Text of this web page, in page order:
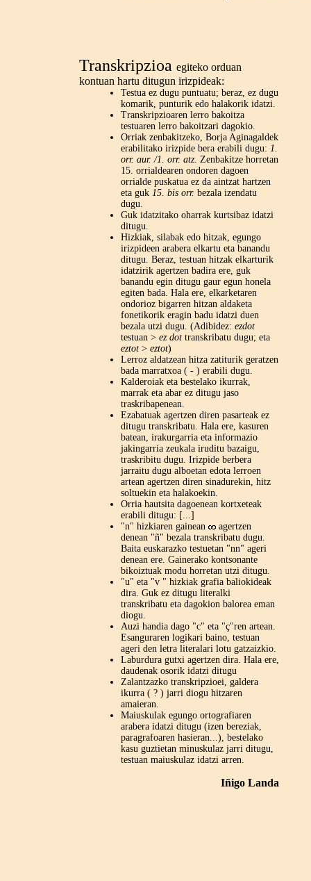
Transkripzioa egiteko orduan
kontuan hartu ditugun irizpideak:
Testua ez dugu puntuatu; beraz, ez dugu
komarik, punturik edo halakorik idatzi.
Transkripzioaren lerro bakoitza
testuaren lerro bakoitzari dagokio.
Orriak zenbakitzeko, Borja Aginagaldek
erabilitako irizpide bera erabili dugu: 1.
orr. aur. /1. orr. atz. Zenbakitze horretan
15. orrialdearen ondoren dagoen
orrialde puskatua ez da aintzat hartzen
eta guk 15. bis orr. bezala izendatu
dugu.
Guk idatzitako oharrak kurtsibaz idatzi
ditugu.
Hizkiak, silabak edo hitzak, egungo
irizpideen arabera elkartu eta banandu
ditugu. Beraz, testuan hitzak elkarturik
idatzirik agertzen badira ere, guk
banandu egin ditugu gaur egun honela
egiten bada. Hala ere, elkarketaren
ondorioz bigarren hitzan aldaketa
fonetikorik eragin badu idatzi duen
bezala utzi dugu. (Adibidez: ezdot
testuan > ez dot transkribatu dugu; eta
eztot > eztot)
Lerroz aldatzean hitza zatiturik geratzen
bada marratxoa ( - ) erabili dugu.
Kalderoiak eta bestelako ikurrak,
marrak eta abar ez ditugu jaso
traskribapenean.
Ezabatuak agertzen diren pasarteak ez
ditugu transkribatu. Hala ere, kasuren
batean, irakurgarria eta informazio
jakingarria zeukala iruditu bazaigu,
traskribitu dugu. Irizpide berbera
jarraitu dugu alboetan edota lerroen
artean agertzen diren sinadurekin, hitz
soltuekin eta halakoekin.
Orria hautsita dagoenean kortxeteak
erabili ditugu: [...]
"n" hizkiaren gainean
agertzen
denean "ñ" bezala transkribatu dugu.
Baita euskarazko testuetan "nn" ageri
denean ere. Gainerako kontsonante
bikoiztuak modu horretan utzi ditugu.
"u" eta "v " hizkiak grafia baliokideak
dira. Guk ez ditugu literalki
transkribatu eta dagokion balorea eman
diogu.
Auzi handia dago "c" eta "ç"ren artean.
Esanguraren logikari baino, testuan
ageri den letra literalari lotu gatzaizkio.
Laburdura gutxi agertzen dira. Hala ere,
daudenak osorik idatzi ditugu
Zalantzazko transkripzioei, galdera
ikurra ( ? ) jarri diogu hitzaren
amaieran.
Maiuskulak egungo ortografiaren
arabera idatzi ditugu (izen bereziak,
paragrafoaren hasieran...), bestelako
kasu guztietan minuskulaz jarri ditugu,
testuan maiuskulaz idatzi arren.
Iñigo Landa